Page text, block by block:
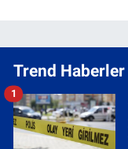
Trend Haberler
1